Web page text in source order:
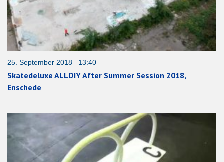
25. September 2018 13:40
Skatedeluxe ALLDIY After Summer Session 2018,
Enschede